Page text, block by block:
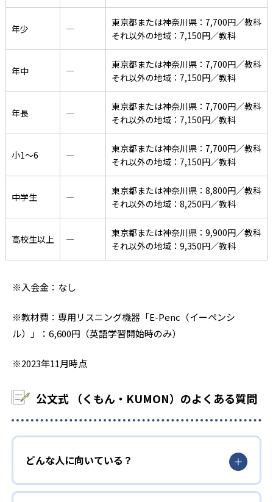
年少 ―
東京都または神奈川県：7,700円／教科
それ以外の地域：7,150円／教科
年中 ―
東京都または神奈川県：7,700円／教科
それ以外の地域：7,150円／教科
年長 ―
東京都または神奈川県：7,700円／教科
それ以外の地域：7,150円／教科
小1〜6 ―
東京都または神奈川県：7,700円／教科
それ以外の地域：7,150円／教科
中学生 ―
東京都または神奈川県：8,800円／教科
それ以外の地域：8,250円／教科
高校生以上 ―
東京都または神奈川県：9,900円／教科
それ以外の地域：9,350円／教科
※入会金：なし
※教材費：専用リスニング機器「E-Penc（イーペンシ
ル）」：6,600円（英語学習開始時のみ）
※2023年11月時点
公文式 （くもん・KUMON）のよくある質問
どんな人に向いている？